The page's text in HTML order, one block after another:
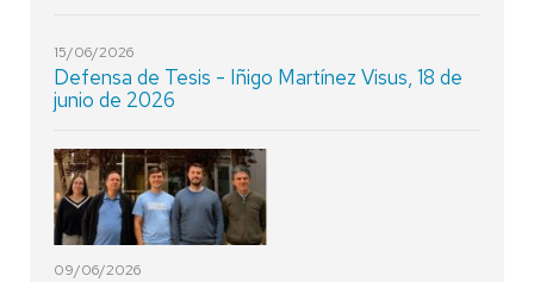
15/06/2026
Defensa de Tesis - Iñigo Martínez Visus, 18 de
junio de 2026
09/06/2026